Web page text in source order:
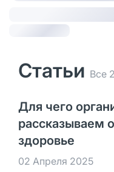
Статьи Все
Для чего
рассказываем
здоровье
02 Апреля 2025